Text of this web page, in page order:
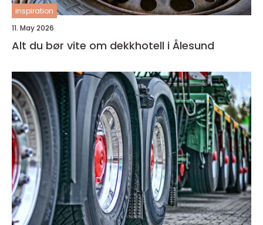
inspiration
11. May 2026
Alt du bør vite om dekkhotell i Ålesund